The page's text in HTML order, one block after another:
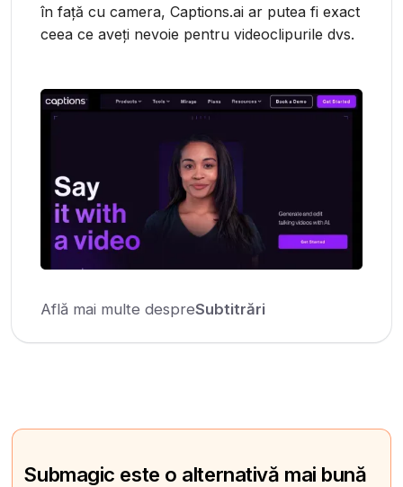
în față cu camera, Captions.ai ar putea fi exact
ceea ce aveți nevoie pentru videoclipurile dvs.
Află mai multe despreSubtitrări
Submagic este o alternativă mai bună